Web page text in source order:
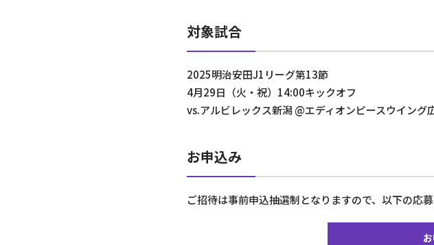
対象試合
2025明治安田J1リーグ第13節
4月29日（火・祝）14:00キックオフ
vs.アルビレックス新潟 @エディオンピースウイング
お申込み
ご招待は事前申込抽選制となりますので、以下の応